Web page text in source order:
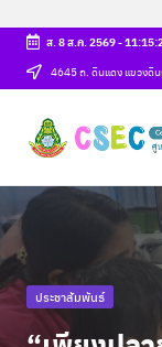
Skip
content
ส. 8 ส.ค. 2569-
4645 ถ. ดินแดง แขวงดิ
ศู
น
ย์
ก
า
ร
csec
Posted
in
ประชาสัมพันธ์